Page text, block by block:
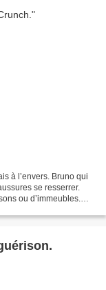
à l’envers. Bruno qui
se resserrer.
ou d’immeubles.